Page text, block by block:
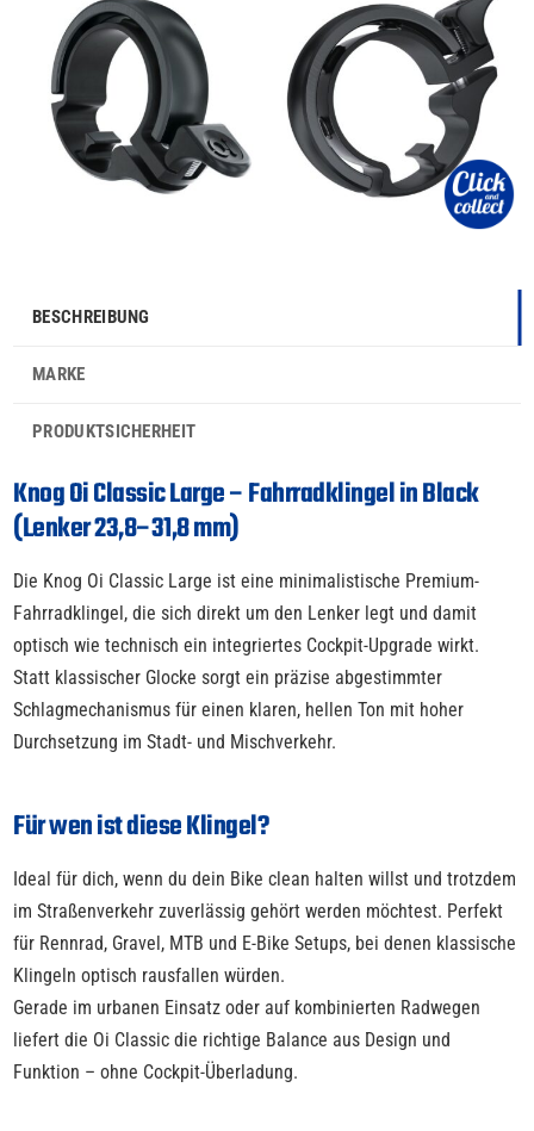
BESCHREIBUNG
MARKE
PRODUKTSICHERHEIT
Knog Oi Classic Large – Fahrradklingel in Black
(Lenker 23,8–31,8 mm)
Die Knog Oi Classic Large ist eine minimalistische Premium-
Fahrradklingel, die sich direkt um den Lenker legt und damit
optisch wie technisch ein integriertes Cockpit-Upgrade wirkt.
Statt klassischer Glocke sorgt ein präzise abgestimmter
Schlagmechanismus für einen klaren, hellen Ton mit hoher
Durchsetzung im Stadt- und Mischverkehr.
Für wen ist diese Klingel?
Ideal für dich, wenn du dein Bike clean halten willst und trotzdem
im Straßenverkehr zuverlässig gehört werden möchtest. Perfekt
für Rennrad, Gravel, MTB und E-Bike Setups, bei denen klassische
Klingeln optisch rausfallen würden.
Gerade im urbanen Einsatz oder auf kombinierten Radwegen
liefert die Oi Classic die richtige Balance aus Design und
Funktion – ohne Cockpit-Überladung.